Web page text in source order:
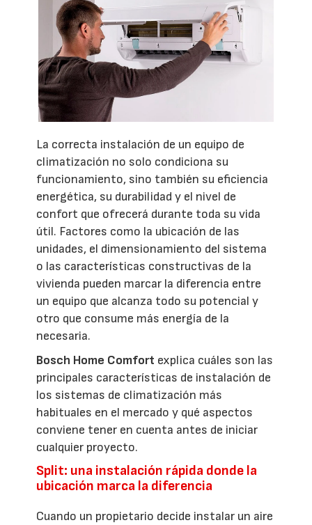
La correcta instalación de un equipo de
climatización no solo condiciona su
funcionamiento, sino también su eficiencia
energética, su durabilidad y el nivel de
confort que ofrecerá durante toda su vida
útil. Factores como la ubicación de las
unidades, el dimensionamiento del sistema
o las características constructivas de la
vivienda pueden marcar la diferencia entre
un equipo que alcanza todo su potencial y
otro que consume más energía de la
necesaria.
Bosch Home Comfort explica cuáles son las
principales características de instalación de
los sistemas de climatización más
habituales en el mercado y qué aspectos
conviene tener en cuenta antes de iniciar
cualquier proyecto.
Split: una instalación rápida donde la
ubicación marca la diferencia
Cuando un propietario decide instalar un aire